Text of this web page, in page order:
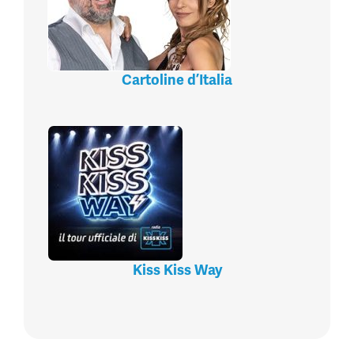
Cartoline d’Italia
Kiss Kiss Way